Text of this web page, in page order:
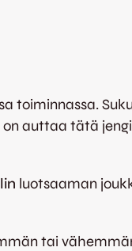
toiminnassa.
on auttaa tätä
luotsaaman
tai